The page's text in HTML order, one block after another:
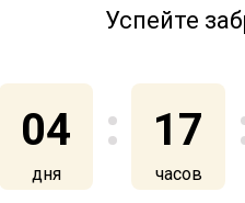
Успейте
04
дня
17
часов